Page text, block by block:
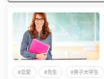
#恋愛 #先生 #男子大学生